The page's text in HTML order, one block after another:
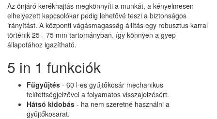
Az önjáró kerékhajtás megkönnyíti a munkát, a kényelmesen
elhelyezett kapcsolókar pedig lehetővé teszi a biztonságos
irányítást. A központi vágásmagasság állítás egy robusztus karral
történik 25 - 75 mm tartományban, így könnyen a gyep
állapotához igazítható.
5 in 1 funkciók
Fűgyűjtés - 60 l-es gyűjtőkosár mechanikus
telítettségjelzővel a folyamatos visszajelzésért.
Hátsó kidobás - ha nem szeretné használni a
gyűjtőkosarat.